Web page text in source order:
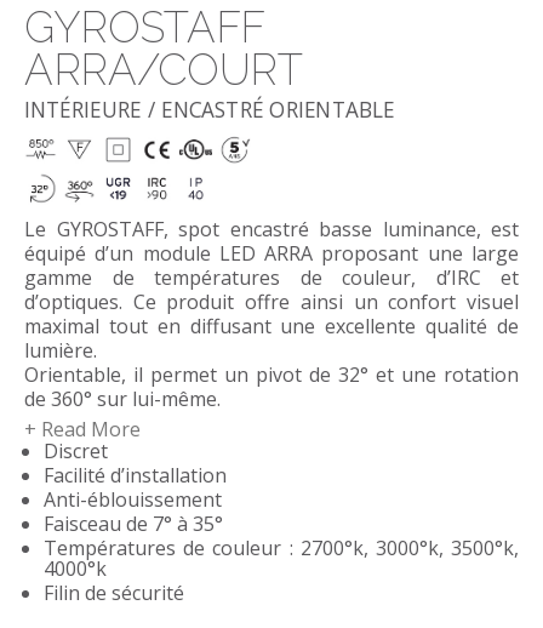
GYROSTAFF
ARRA/COURT
INTÉRIEURE / ENCASTRÉ ORIENTABLE
Le GYROSTAFF, spot encastré basse luminance, est
équipé d’un module LED ARRA proposant une large
gamme de températures de couleur, d’IRC et
d’optiques. Ce produit offre ainsi un confort visuel
maximal tout en diffusant une excellente qualité de
lumière.
Orientable, il permet un pivot de 32° et une rotation
de 360° sur lui-même.
+ Read More
Le GYROSTAFF ARRA vous surprendra par sa
discrétion dans le plafond et par sa facilité
d’installation grâce à ses pattes de fixation.
Discret
Facilité d’installation
Anti-éblouissement
Faisceau de 7° à 35°
Températures de couleur : 2700°k, 3000°k, 3500°k,
4000°k
Filin de sécurité